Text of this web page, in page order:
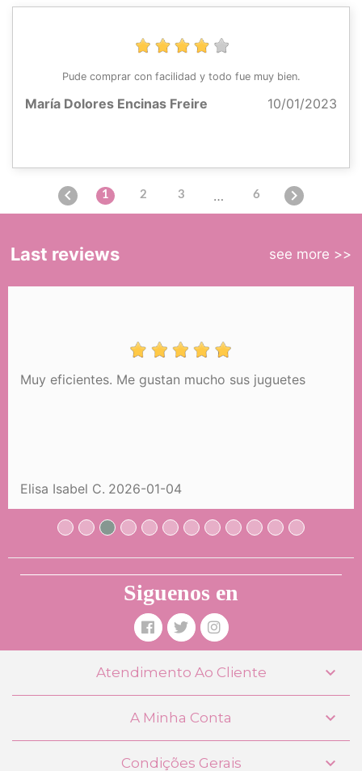
Pude comprar con facilidad y todo fue muy bien.
María Dolores Encinas Freire 10/01/2023
 1 2 3 … 6 
Last reviews see more >>
Muy eficientes. Me gustan mucho sus juguetes
Elisa Isabel C. 2026-01-04
Siguenos en
Atendimento Ao Cliente 
A Minha Conta 
Condições Gerais 